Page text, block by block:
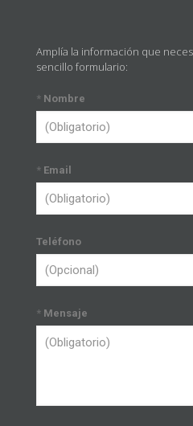
Amplía la información que
sencillo formulario:
* Nombre
* Email
Teléfono
* Mensaje